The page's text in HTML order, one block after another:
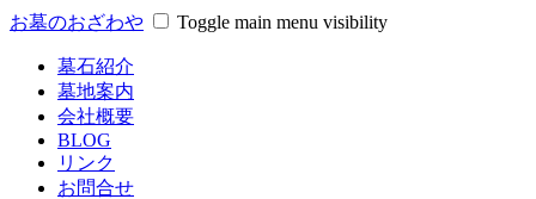
お墓のおざわや Toggle main menu visibility
墓石紹介
墓地案内
会社概要
BLOG
リンク
お問合せ